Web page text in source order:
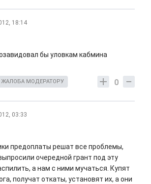
18:14
бы уловкам кабмина
0
ЖАЛОБА МОДЕРАТОРУ
03:33
предоплаты решат все проблемы,
очередной грант под эту
а нам с ними мучаться. Купят
получат откаты, установят их, а они